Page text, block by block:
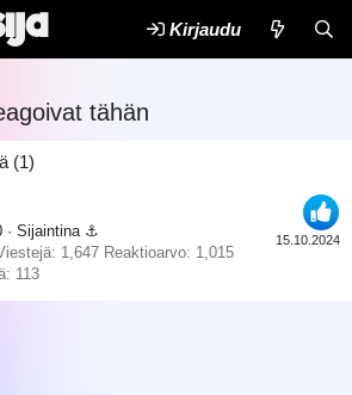
Kirjaudu
tähän
(1)
15.10.2024
· Sijaintina ⚓︎
1,647 Reaktioarvo 1,015
113